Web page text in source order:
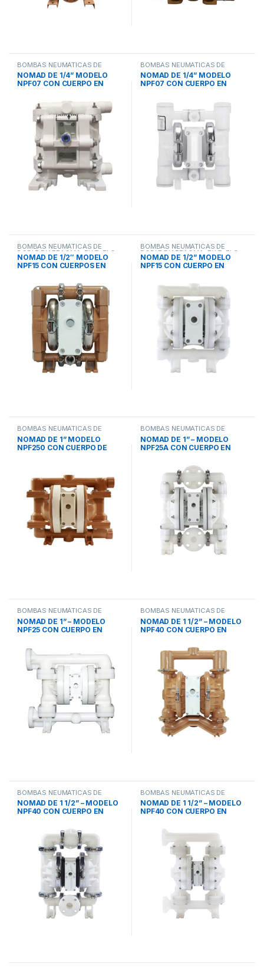
BOMBAS NEUMÁTICAS DE
DOBLE DIAFRAGMA,PWR-FLO
NOMAD DE 1/4” MODELO
NPF07 CON CUERPO EN
BOMBAS NEUMÁTICAS DE
DOBLE DIAFRAGMA,PWR-FLO
NOMAD DE 1/4” MODELO
NPF07 CON CUERPO EN
BOMBAS NEUMÁTICAS DE
DOBLE DIAFRAGMA, PWR-FLO
NOMAD DE 1/2″ MODELO
NPF15 CON CUERPOS EN
INOXIDABLE
BOMBAS NEUMÁTICAS DE
DOBLE DIAFRAGMA,PWR-FLO
NOMAD DE 1/2” MODELO
NPF15 CON CUERPO EN
BOMBAS NEUMÁTICAS DE
DOBLE DIAFRAGMA ,PWR-FLO
NOMAD DE 1” MODELO
NPF250 CON CUERPO DE
BOMBAS NEUMÁTICAS DE
DOBLE DIAFRAGMA ,PWR-FLO
NOMAD DE 1” – MODELO
NPF25A CON CUERPO EN
BOMBAS NEUMÁTICAS DE
DOBLE DIAFRAGMA ,PWR-FLO
NOMAD DE 1” – MODELO
NPF25 CON CUERPO EN
BOMBAS NEUMÁTICAS DE
DOBLE DIAFRAGMA PWR-FLO
NOMAD DE 1 1/2” – MODELO
NPF40 CON CUERPO EN
BOMBAS NEUMÁTICAS DE
DOBLE DIAFRAGMA PWR-FLO
NOMAD DE 1 1/2” – MODELO
NPF40 CON CUERPO EN
BOMBAS NEUMÁTICAS DE
DOBLE DIAFRAGMA PWR-FLO
NOMAD DE 1 1/2” – MODELO
NPF40 CON CUERPO EN